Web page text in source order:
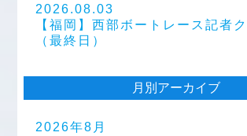
2026.08.03
【福岡】西部ボートレース記者
（最終日）
月別アーカイブ
2026年8月